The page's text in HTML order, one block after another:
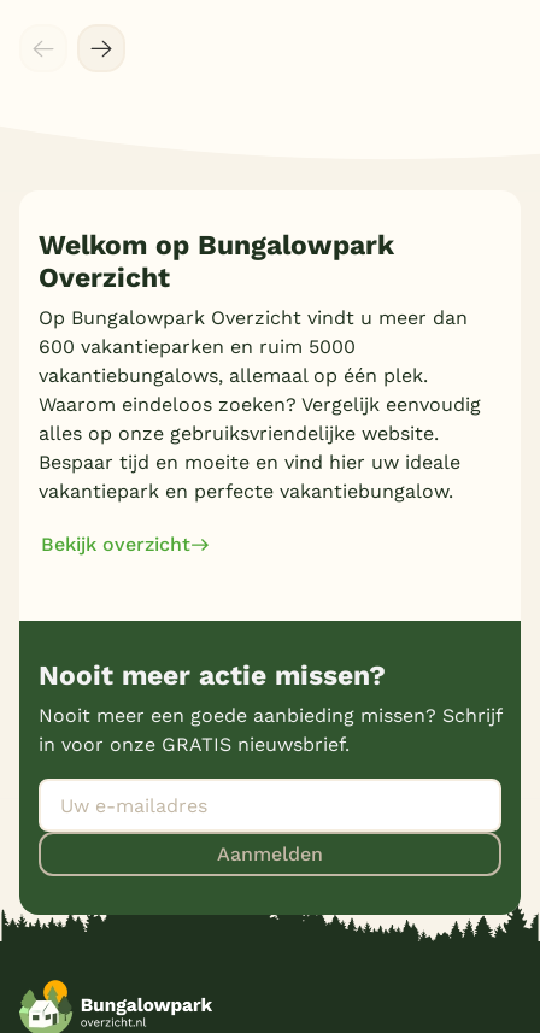
Welkom op Bungalowpark
Overzicht
Op Bungalowpark Overzicht vindt u meer dan
600 vakantieparken en ruim 5000
vakantiebungalows, allemaal op één plek.
Waarom eindeloos zoeken? Vergelijk eenvoudig
alles op onze gebruiksvriendelijke website.
Bespaar tijd en moeite en vind hier uw ideale
vakantiepark en perfecte vakantiebungalow.
Bekijk overzicht
Nooit meer actie missen?
Nooit meer een goede aanbieding missen? Schrijf
in voor onze GRATIS nieuwsbrief.
Aanmelden